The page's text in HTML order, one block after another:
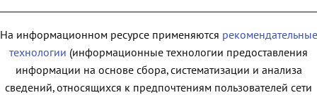
На информационном ресурсе применяются рекомендательные
технологии (информационные технологии предоставления
информации на основе сбора, систематизации и анализа
сведений, относящихся к предпочтениям пользователей сети